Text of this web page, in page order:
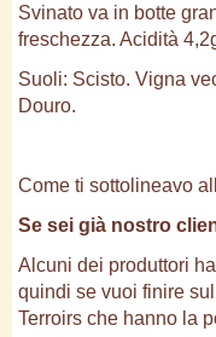
Svinato va in botte
freschezza. Acidità
Suoli: Scisto. Vigna
Douro.
Come ti sottolineavo
Se sei già nostro
Alcuni dei produttori
quindi se vuoi finire
Terroirs che hanno la